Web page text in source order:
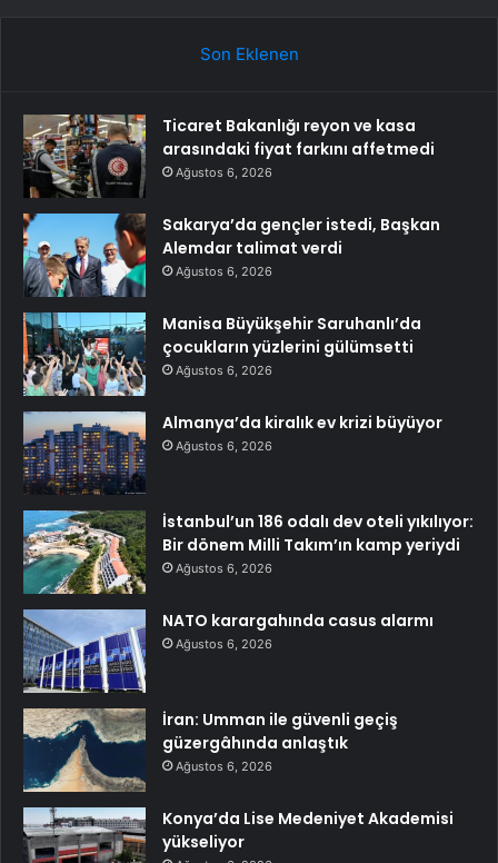
Son Eklenen
Ticaret Bakanlığı reyon ve kasa
arasındaki fiyat farkını affetmedi
Ağustos 6, 2026
Sakarya’da gençler istedi, Başkan
Alemdar talimat verdi
Ağustos 6, 2026
Manisa Büyükşehir Saruhanlı’da
çocukların yüzlerini gülümsetti
Ağustos 6, 2026
Almanya’da kiralık ev krizi büyüyor
Ağustos 6, 2026
İstanbul’un 186 odalı dev oteli yıkılıyor:
Bir dönem Milli Takım’ın kamp yeriydi
Ağustos 6, 2026
NATO karargahında casus alarmı
Ağustos 6, 2026
İran: Umman ile güvenli geçiş
güzergâhında anlaştık
Ağustos 6, 2026
Konya’da Lise Medeniyet Akademisi
yükseliyor